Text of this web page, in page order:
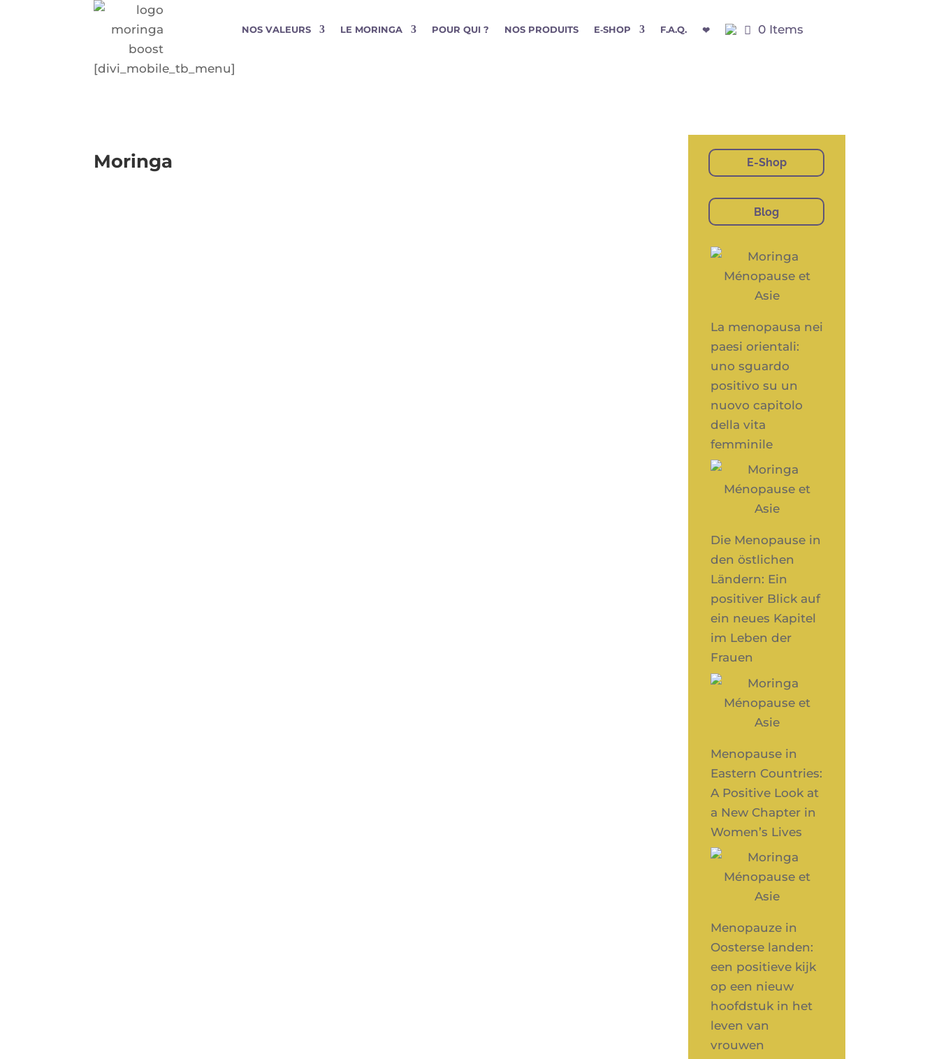
NOS VALEURS LE MORINGA POUR QUI ? NOS PRODUITS E‑SHOP F.A.Q. ❤ 0 Items
[divi_mobile_tb_menu]
Moringa E-Shop
Blog
La menopausa nei
paesi orientali:
uno sguardo
positivo su un
nuovo capitolo
della vita
femminile
Die Menopause in
den östlichen
Ländern: Ein
positiver Blick auf
ein neues Kapitel
im Leben der
Frauen
Menopause in
Eastern Countries:
A Positive Look at
a New Chapter in
Women’s Lives
Menopauze in
Oosterse landen:
een positieve kijk
op een nieuw
hoofdstuk in het
leven van
vrouwen